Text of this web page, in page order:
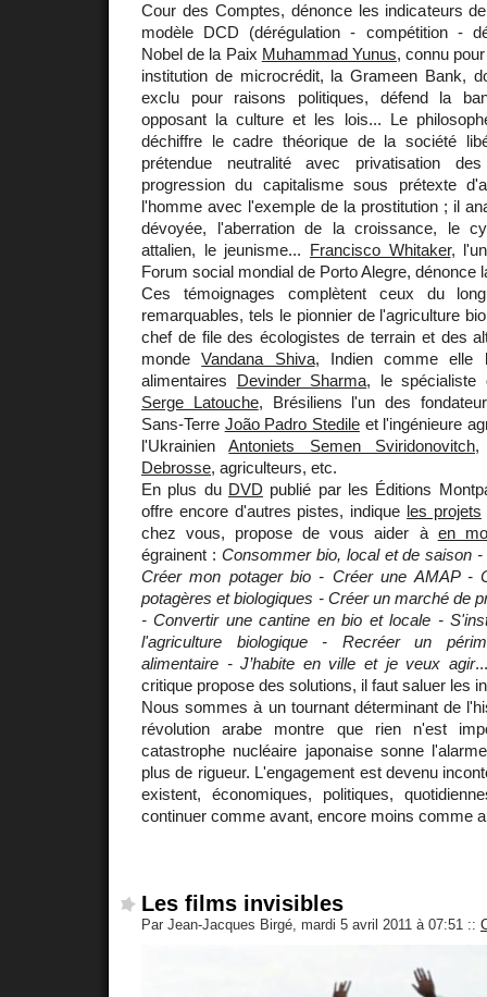
Cour des Comptes, dénonce les indicateurs
modèle DCD (dérégulation - compétition -
Nobel de la Paix Muhammad Yunus, connu
institution de microcrédit, la Grameen Bank,
exclu pour raisons politiques, défend la
opposant la culture et les lois... Le
déchiffre le cadre théorique de la société
prétendue neutralité avec privatisation
progression du capitalisme sous prétexte
l'homme avec l'exemple de la prostitution ; il
dévoyée, l'aberration de la croissance, le
attalien, le jeunisme... Francisco Whitaker,
Forum social mondial de Porto Alegre, dénonce
Ces témoignages complètent ceux du
remarquables, tels le pionnier de l'agriculture
chef de file des écologistes de terrain et des
mondeVandana Shiva, Indien comme elle
alimentaires Devinder Sharma, le spécialiste
Serge Latouche, Brésiliens l'un des
Sans-Terre João Padro Stedileet l'ingénieure
l'UkrainienAntoniets Semen Sviridonovitch,
Debrosse, agriculteurs, etc.
En plus du DVD publié par les Éditions
offre encore d'autres pistes, indique les projets
chez vous, propose de vous aider à en
égrainent : Consommer bio, local et de saison
Créer mon potager bio - Créer une AMAP -
potagères et biologiques - Créer un marché de
- Convertir une cantine en bio et locale -
l'agriculture biologique - Recréer un
alimentaire - J’habite en ville et je veux agir
critique propose des solutions, il faut saluer les
Nous sommes à un tournant déterminant de
révolution arabe montre que rien n'est
catastrophe nucléaire japonaise sonne
plus de rigueur. L'engagement est devenu
existent, économiques, politiques,
continuer comme avant, encore moins comme
Les films invisibles
Par Jean-Jacques Birgé, mardi 5 avril 2011 à 07:51 ::